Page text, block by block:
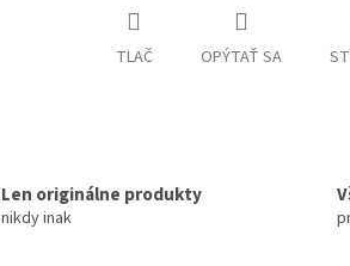
TLAČ OPÝTAŤ SA
Len originálne produkty
nikdy inak